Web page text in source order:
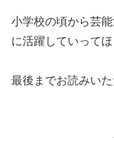
小学校の頃から芸
に活躍していって
最後までお読みい